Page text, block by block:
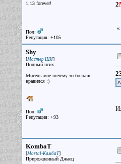
1.13 forever!
Пол:
Репутация: +105
2
«
Shy
[Мастер ШИ]
Полный псих
Мигель мне почему-то больше
нравился :)
Пол:
Репутация: +93
KombaT
[Mortal-КамбаТ]
Прирожденный Джаец